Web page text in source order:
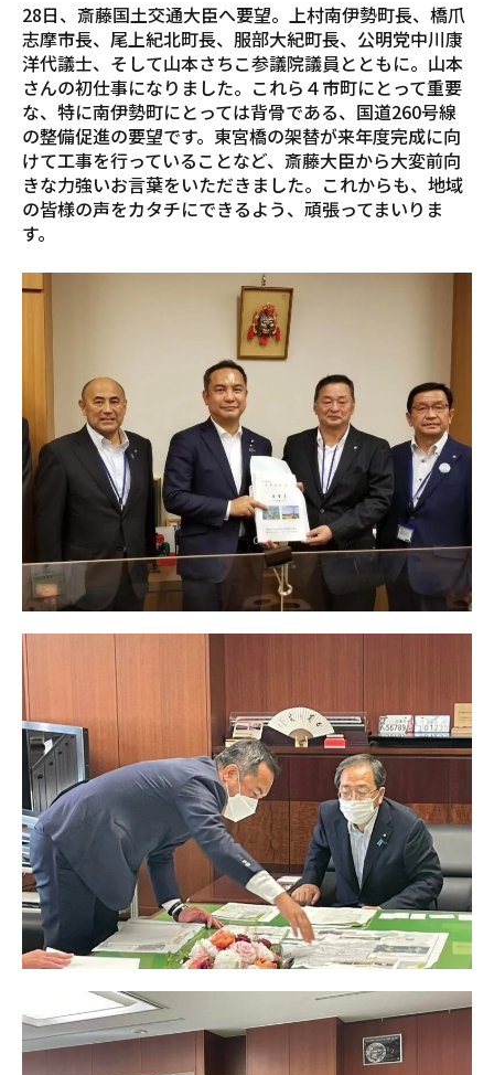
28日、斎藤国土交通大臣へ要望。上村南伊勢町長、橋爪
志摩市長、尾上紀北町長、服部大紀町長、公明党中川康
洋代議士、そして山本さちこ参議院議員とともに。山本
さんの初仕事になりました。これら４市町にとって重要
な、特に南伊勢町にとっては背骨である、国道260号線
の整備促進の要望です。東宮橋の架替が来年度完成に向
けて工事を行っていることなど、斎藤大臣から大変前向
きな力強いお言葉をいただきました。これからも、地域
の皆様の声をカタチにできるよう、頑張ってまいりま
す。